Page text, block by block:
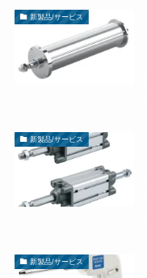
新製品/サービス
新製品/サービス
新製品/サービス